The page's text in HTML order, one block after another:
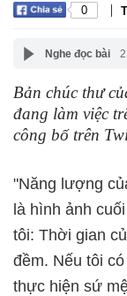
0 |
Nghe đọc bài
Bản chúc thư
đang làm việc
công bố trên
"Năng lượng
là hình ảnh
tôi: Thời gian
đềm. Nếu tôi
thực hiện sứ